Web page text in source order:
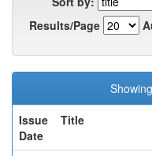
Results/Page
Issue
Date
Title